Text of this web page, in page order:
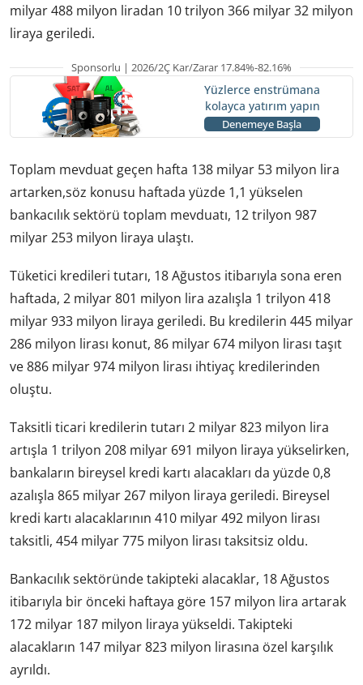
milyar 488 milyon liradan 10 trilyon 366 milyar 32 milyon
liraya geriledi.
Sponsorlu | 2026/2Ç Kar/Zarar 17.84%-82.16%
Yüzlerce enstrümana
kolayca yatırım yapın
Denemeye Başla
Toplam mevduat geçen hafta 138 milyar 53 milyon lira
artarken,söz konusu haftada yüzde 1,1 yükselen
bankacılık sektörü toplam mevduatı, 12 trilyon 987
milyar 253 milyon liraya ulaştı.
Tüketici kredileri tutarı, 18 Ağustos itibarıyla sona eren
haftada, 2 milyar 801 milyon lira azalışla 1 trilyon 418
milyar 933 milyon liraya geriledi. Bu kredilerin 445 milyar
286 milyon lirası konut, 86 milyar 674 milyon lirası taşıt
ve 886 milyar 974 milyon lirası ihtiyaç kredilerinden
oluştu.
Taksitli ticari kredilerin tutarı 2 milyar 823 milyon lira
artışla 1 trilyon 208 milyar 691 milyon liraya yükselirken,
bankaların bireysel kredi kartı alacakları da yüzde 0,8
azalışla 865 milyar 267 milyon liraya geriledi. Bireysel
kredi kartı alacaklarının 410 milyar 492 milyon lirası
taksitli, 454 milyar 775 milyon lirası taksitsiz oldu.
Bankacılık sektöründe takipteki alacaklar, 18 Ağustos
itibarıyla bir önceki haftaya göre 157 milyon lira artarak
172 milyar 187 milyon liraya yükseldi. Takipteki
alacakların 147 milyar 823 milyon lirasına özel karşılık
ayrıldı.